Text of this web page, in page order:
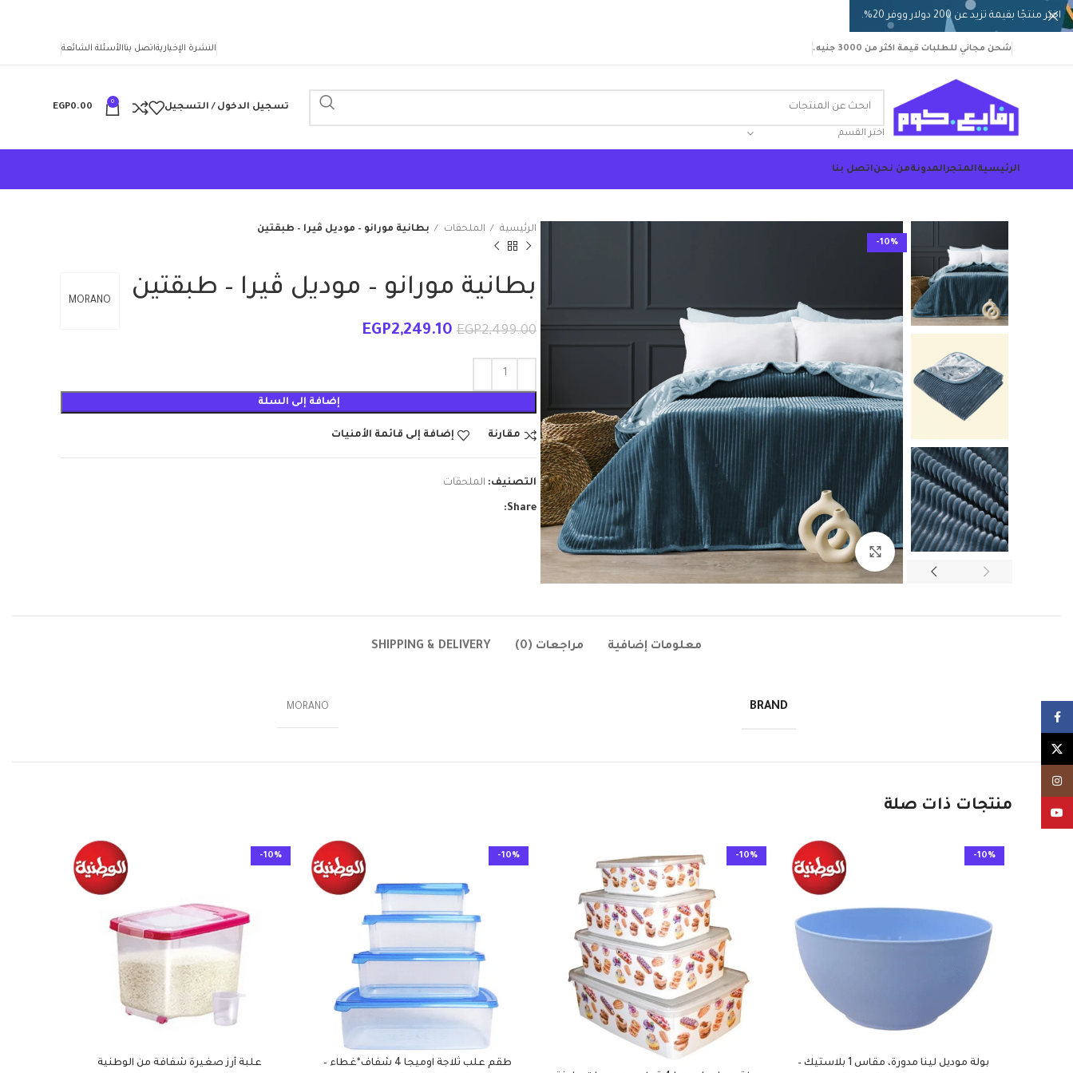
شحن مجاني للطلبات قيمة اكثر من 3000 جنيه. النشرة الإخباريةاتصل بناالأسئلة الشائعة
اختر القسم
تسجيل الدخول / التسجيل
0
EGP0.00
الرئيسيةالمتجرالمدونةمن نحناتصل بنا
-10%
انقر للتكبير
الرئيسية الملحقات بطانية مورانو – موديل ڤيرا – طبقتين
MORANO بطانية مورانو – موديل ڤيرا – طبقتين
EGP2,499.00
EGP2,249.10
إضافة إلى السلة
مقارنة إضافة إلى قائمة الأمنيات
التصنيف: الملحقات
Share:
معلومات إضافية مراجعات (0) SHIPPING & DELIVERY
BRAND
MORANO
منتجات ذات صلة
-10%
بولة موديل لينا مدورة، مقاس 1 بلاستيك –
-10%
-10%
طقم علب ثلاجة اوميجا 4 شفاف*غطاء –
-10%
علبة أرز صغيرة شفافة من الوطنية
اختر منتجًا بقيمة تزيد عن 200 دولار ووفر 20%.
YouTube